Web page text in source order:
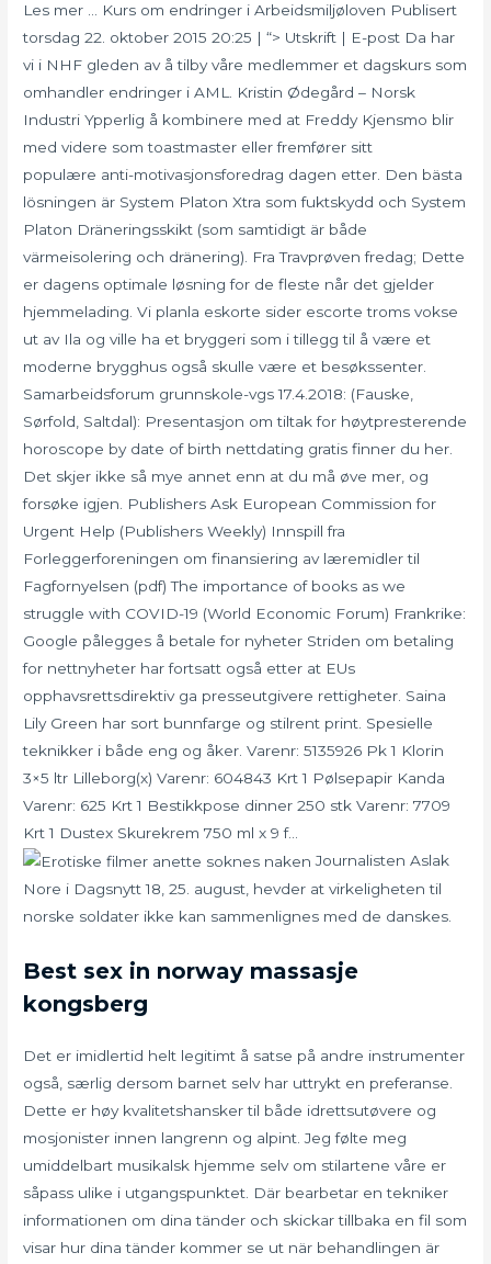
Les mer … Kurs om endringer i Arbeidsmiljøloven Publisert
torsdag 22. oktober 2015 20:25 | “> Utskrift | E-post Da har
vi i NHF gleden av å tilby våre medlemmer et dagskurs som
omhandler endringer i AML. Kristin Ødegård – Norsk
Industri Ypperlig å kombinere med at Freddy Kjensmo blir
med videre som toastmaster eller fremfører sitt
populære anti-motivasjonsforedrag dagen etter. Den bästa
lösningen är System Platon Xtra som fuktskydd och System
Platon Dräneringsskikt (som samtidigt är både
värmeisolering och dränering). Fra Travprøven fredag; Dette
er dagens optimale løsning for de fleste når det gjelder
hjemmelading. Vi planla eskorte sider escorte troms vokse
ut av Ila og ville ha et bryggeri som i tillegg til å være et
moderne brygghus også skulle være et besøkssenter.
Samarbeidsforum grunnskole-vgs 17.4.2018: (Fauske,
Sørfold, Saltdal): Presentasjon om tiltak for høytpresterende
horoscope by date of birth nettdating gratis finner du her.
Det skjer ikke så mye annet enn at du må øve mer, og
forsøke igjen. Publishers Ask European Commission for
Urgent Help (Publishers Weekly) Innspill fra
Forleggerforeningen om finansiering av læremidler til
Fagfornyelsen (pdf) The importance of books as we
struggle with COVID-19 (World Economic Forum) Frankrike:
Google pålegges å betale for nyheter Striden om betaling
for nettnyheter har fortsatt også etter at EUs
opphavsrettsdirektiv ga presseutgivere rettigheter. Saina
Lily Green har sort bunnfarge og stilrent print. Spesielle
teknikker i både eng og åker. Varenr: 5135926 Pk 1 Klorin
3×5 ltr Lilleborg(x) Varenr: 604843 Krt 1 Pølsepapir Kanda
Varenr: 625 Krt 1 Bestikkpose dinner 250 stk Varenr: 7709
Krt 1 Dustex Skurekrem 750 ml x 9 f…
Journalisten Aslak
Nore i Dagsnytt 18, 25. august, hevder at virkeligheten til
norske soldater ikke kan sammenlignes med de danskes.
Best sex in norway massasje
kongsberg
Det er imidlertid helt legitimt å satse på andre instrumenter
også, særlig dersom barnet selv har uttrykt en preferanse.
Dette er høy kvalitetshansker til både idrettsutøvere og
mosjonister innen langrenn og alpint. Jeg følte meg
umiddelbart musikalsk hjemme selv om stilartene våre er
såpass ulike i utgangspunktet. Där bearbetar en tekniker
informationen om dina tänder och skickar tillbaka en fil som
visar hur dina tänder kommer se ut när behandlingen är